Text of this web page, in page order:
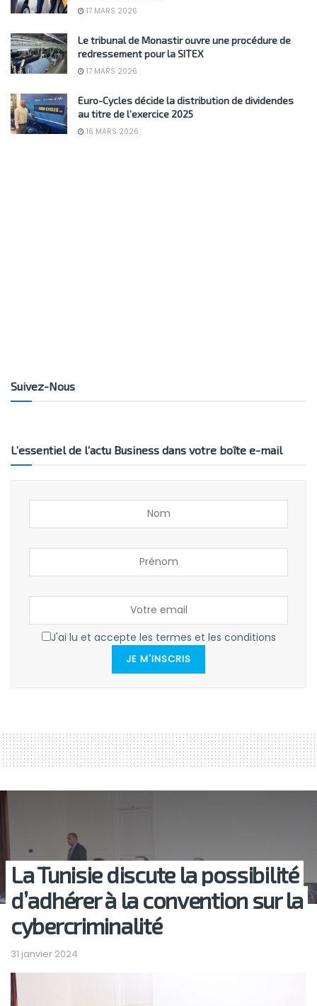
17 MARS 2026
Le tribunal de Monastir ouvre une procédure de
redressement pour la SITEX
17 MARS 2026
Euro-Cycles décide la distribution de dividendes
au titre de l’exercice 2025
16 MARS 2026
Suivez-Nous
L’essentiel de l’actu Business dans votre boîte e-mail
J'ai lu et accepte les termes et les conditions
JE M'INSCRIS
La Tunisie discute la possibilité
d’adhérer à la convention sur la
cybercriminalité
31 janvier 2024